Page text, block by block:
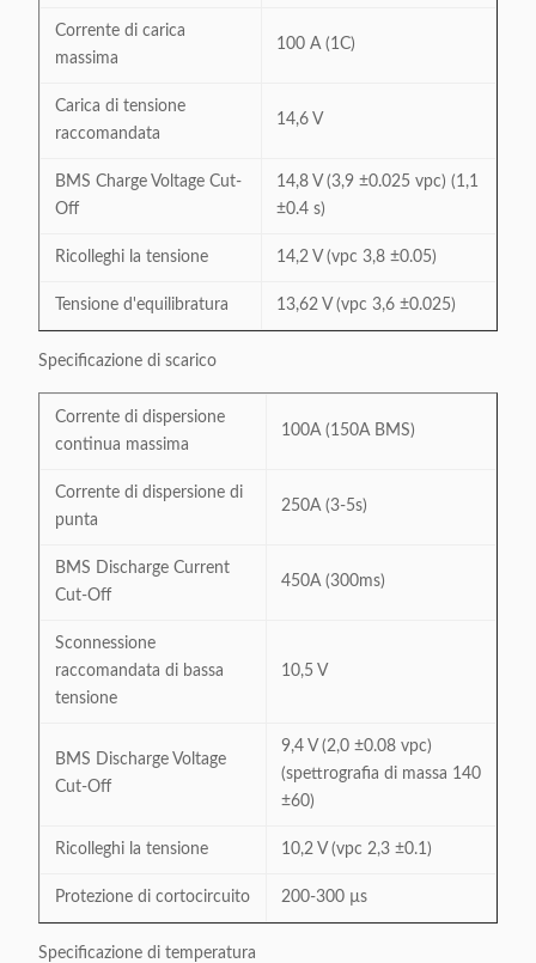
Corrente di carica
massima
100 A (1C)
Carica di tensione
raccomandata
14,6 V
BMS Charge Voltage Cut-
Off
14,8 V (3,9 ±0.025 vpc) (1,1
±0.4 s)
Ricolleghi la tensione 14,2 V (vpc 3,8 ±0.05)
Tensione d'equilibratura 13,62 V (vpc 3,6 ±0.025)
Specificazione di scarico
Corrente di dispersione
continua massima
100A (150A BMS)
Corrente di dispersione di
punta
250A (3-5s)
BMS Discharge Current
Cut-Off
450A (300ms)
Sconnessione
raccomandata di bassa
tensione
10,5 V
BMS Discharge Voltage
Cut-Off
9,4 V (2,0 ±0.08 vpc)
(spettrografia di massa 140
±60)
Ricolleghi la tensione 10,2 V (vpc 2,3 ±0.1)
Protezione di cortocircuito 200-300 µs
Specificazione di temperatura